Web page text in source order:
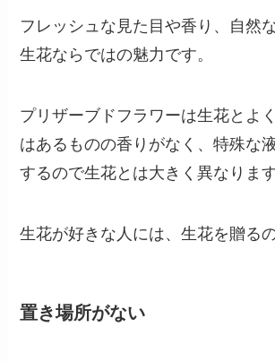
フレッシュな見た目や香り、自然
生花ならではの魅力です。
プリザーブドフラワーは生花とよ
はあるものの香りがなく、特殊な
するので生花とは大きく異なります
生花が好きな人には、生花を贈る
置き場所がない